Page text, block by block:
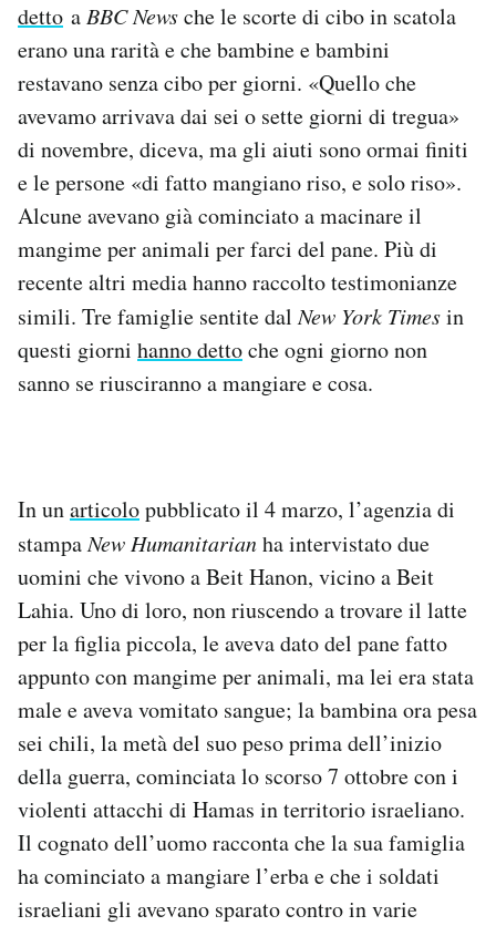
detto aBBC Newsche le scorte di cibo in scatola
erano una rarità e che bambine e bambini
restavano senza cibo per giorni. «Quello che
avevamo arrivava dai sei o sette giorni di tregua»
di novembre, diceva, ma gli aiuti sono ormai finiti
e le persone «di fatto mangiano riso, e solo riso».
Alcune avevano già cominciato a macinare il
mangime per animali per farci del pane. Più di
recente altri media hanno raccolto testimonianze
simili. Tre famiglie sentite dalNew York Timesin
questi giorni hanno dettoche ogni giorno non
sanno se riusciranno a mangiare e cosa.
In unarticolopubblicato il 4 marzo, l’agenzia di
stampaNew Humanitarianha intervistato due
uomini che vivono a Beit Hanon, vicino a Beit
Lahia. Uno di loro, non riuscendo a trovare il latte
per la figlia piccola, le aveva dato del pane fatto
appunto con mangime per animali, ma lei era stata
male e aveva vomitato sangue; la bambina ora pesa
sei chili, la metà del suo peso prima dell’inizio
della guerra, cominciata lo scorso 7 ottobre con i
violenti attacchi di Hamas in territorio israeliano.
Il cognato dell’uomo racconta che la sua famiglia
ha cominciato a mangiare l’erba e che i soldati
israeliani gli avevano sparato contro in varie